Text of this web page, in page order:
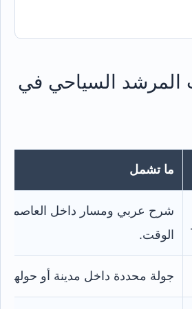
السياحي في
ما تشمل
شرح عربي ومسار داخل
الوقت.
جولة محددة داخل مدينة أو حولها.